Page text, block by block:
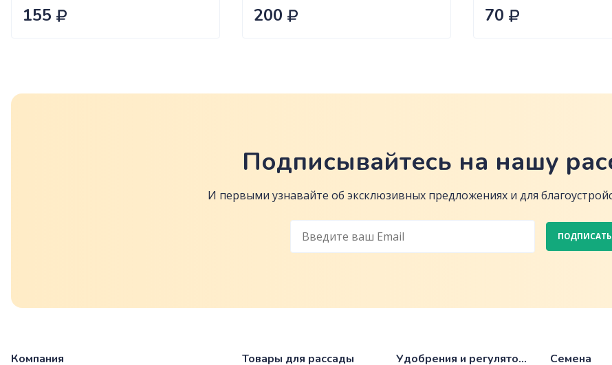
155 200 70
Подписывайтесь на нашу
И первыми узнавайте об эксклюзивных предложениях и для
Компания Товары для рассады Удобрения и регуляторы роста Семена